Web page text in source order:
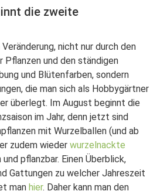
die zweite
nicht nur durch den
Pflanzen und den ständigen
und Blütenfarben, sondern
die man sich als Hobbygärtner
überlegt. Im August beginnt die
im Jahr, denn jetzt sind
mit Wurzelballen (und ab
zudem wieder wurzelnackte
pflanzbar. Einen Überblick,
Gattungen zu welcher Jahreszeit
man hier. Daher kann man den